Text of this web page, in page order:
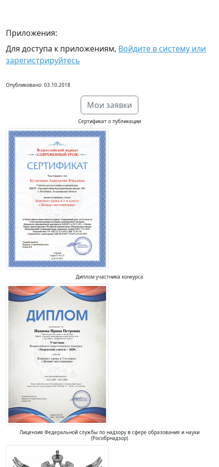
Приложения:
Для доступа к приложениям, Войдите в систему или
зарегистрируйтесь
Опубликовано: 03.10.2018
Мои заявки
Сертификат о публикации
Диплом участника конкурса
Лицензия Федеральной службы по надзору в сфере образования и науки
(Рособрнадзор)